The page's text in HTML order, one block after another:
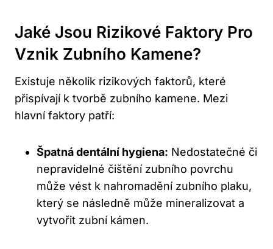
Jaké Jsou Rizikové Faktory Pro
Vznik Zubního Kamene?
Existuje několik rizikových faktorů, které
přispívají k tvorbě zubního kamene. Mezi
hlavní faktory patří:
Špatná dentální hygiena: Nedostatečné či
nepravidelné čištění zubního povrchu
může vést k nahromadění zubního plaku,
který se následně může mineralizovat a
vytvořit zubní kámen.